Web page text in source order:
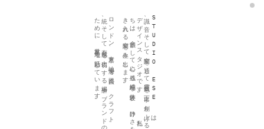
STUDIO ESE
は
、
美意
識、音、
そ
し
て
空間を
通し
て
雰囲気を
丁寧に
創り
上げ
る
デザ
イ
ン
ス
タ
ジ
オ
で
す
。
私た
ちは
、
余韻と
し
て
心に
残る
繊細な
体験と
、
静け
さ
を
招
き入れ
る
空間を
生み
出し
ま
す
。
ロ
ン
ド
ン
、
東京と
地中海を
拠点に
、
ク
ラ
フ
ト
、
伝
統、
そ
し
て
存在感を
大切に
す
る
場所や
ブ
ラ
ン
ド
の
た
め
に
、
世界各地で
活動し
て
い
ま
す
。